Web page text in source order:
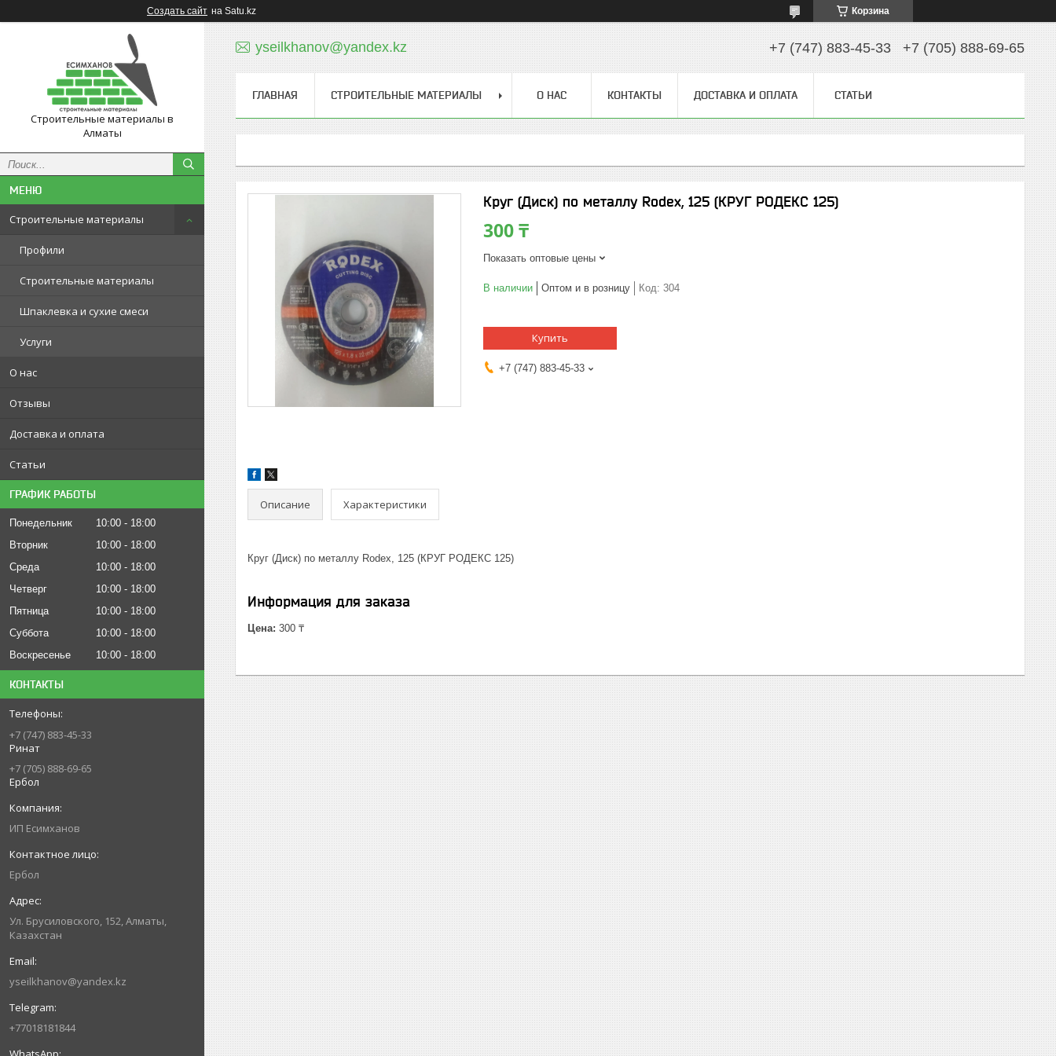
Создать сайт на Satu.kz Корзина
Строительные материалы в
Алматы
Строительные материалы
Профили
Строительные материалы
Шпаклевка и сухие смеси
Услуги
О нас
Отзывы
Доставка и оплата
Статьи
ГРАФИК РАБОТЫ
Понедельник 10:00
18:00
Вторник
10:00
18:00
Среда
10:00
18:00
Четверг
10:00
18:00
Пятница
10:00
18:00
Суббота
10:00
18:00
Воскресенье
10:00 18:00
КОНТАКТЫ
+7 (747) 883-45-33
Ринат
+7 (705) 888-69-65
Ербол
ИП Есимxанов
Ербол
Ул. Брусиловского, 152, Алматы,
Казахстан
yseilkhanov@yandex.kz
+77018181844
yseilkhanov@yandex.kz +7 (747) 883-45-33 +7 (705) 888-69-65
ГЛАВНАЯ СТРОИТЕЛЬНЫЕ МАТЕРИАЛЫ О НАС КОНТАКТЫ ДОСТАВКА И ОПЛАТА СТАТЬИ
Круг (Диск) по металлу Rodex, 125 (КРУГ РОДЕКС 125)
300 ₸
Показать оптовые цены
В наличии Оптом и в розницу Код: 304
Купить
+7 (747) 883-45-33
Описание Характеристики
Круг (Диск) по металлу Rodex, 125 (КРУГ РОДЕКС 125)
Информация для заказа
Цена: 300 ₸